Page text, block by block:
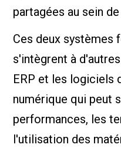
partagées au sein
Ces deux systèmes
s'intègrent à
ERP et les logiciels
numérique qui peut
performances, les
l'utilisation des